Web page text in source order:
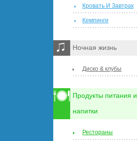
Кровать И Завтрак
Кемпинги
Ночная жизнь
Диско & клубы
Продукты питания и
напитки
Рестораны